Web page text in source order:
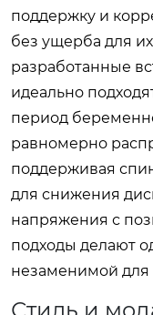
поддержку и
без ущерба для
разработанные
идеально
период
равномерно
поддерживая
для снижения
напряжения с
подходы делают
незаменимой для